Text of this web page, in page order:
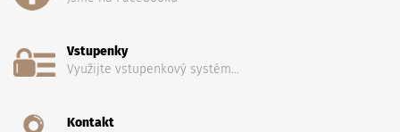
Vstupenky
Využijte vstupenkový systém...
Kontakt